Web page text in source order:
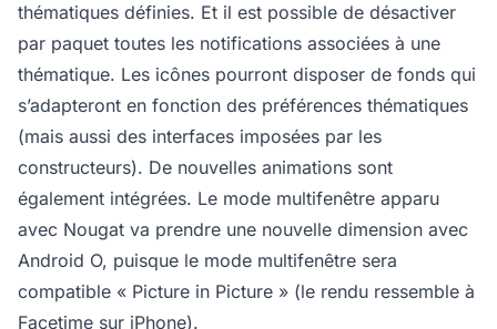
thématiques définies. Et il est possible de désactiver
par paquet toutes les notifications associées à une
thématique. Les icônes pourront disposer de fonds qui
s’adapteront en fonction des préférences thématiques
(mais aussi des interfaces imposées par les
constructeurs). De nouvelles animations sont
également intégrées. Le mode multifenêtre apparu
avec Nougat va prendre une nouvelle dimension avec
Android O, puisque le mode multifenêtre sera
compatible « Picture in Picture » (le rendu ressemble à
Facetime sur iPhone).